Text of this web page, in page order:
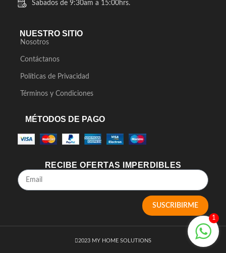
Sabados de 9:30am a 15:00hrs.
NUESTRO SITIO
Nosotros
Contáctanos
Políticas de Privacidad
Términos y Condiciones
MÉTODOS DE PAGO
RECIBE OFERTAS IMPERDIBLES
SUSCRIBIRME
2023 MY HOME SOLUTIONS
1